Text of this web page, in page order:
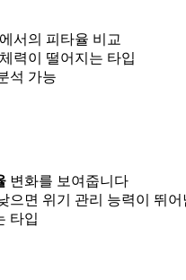
에서의 피타율 비교
력이 떨어지는 타입
석 가능
변화를 보여줍니다
으면 위기 관리 능력이 뛰어
타입